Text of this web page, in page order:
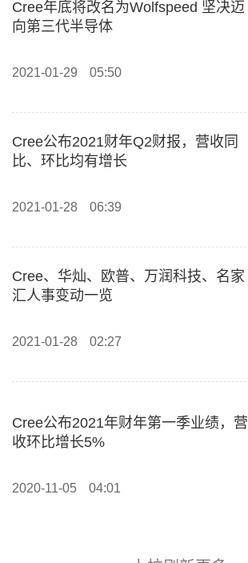
Cree年底将改名为Wolfspeed 坚决迈
向第三代半导体
2021-01-29 05:50
Cree公布2021财年Q2财报，营收同
比、环比均有增长
2021-01-28 06:39
Cree、华灿、欧普、万润科技、名家
汇人事变动一览
2021-01-28 02:27
Cree公布2021年财年第一季业绩，营
收环比增长5%
2020-11-05 04:01